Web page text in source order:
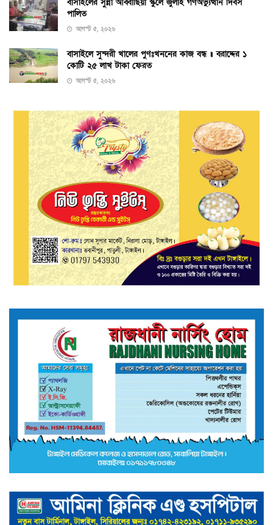
পালিত
আগস্ট ৫, ২০২৬
বাসাইলে সুন্দরী খালের পুণঃখননের কাজ বন্ধ ॥ বরাদ্দের ১
কোটি ২৫ লাখ টাকা ফেরত
আগস্ট ৫, ২০২৬